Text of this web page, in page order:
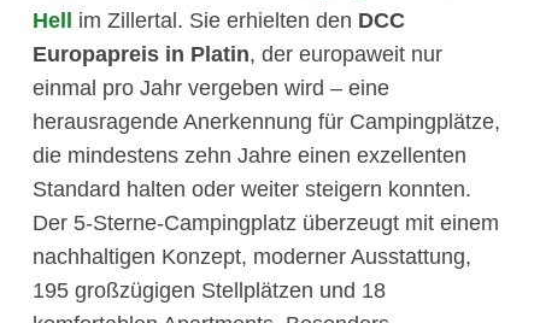
Hell im Zillertal. Sie erhielten den DCC
Europapreis in Platin, der europaweit nur
einmal pro Jahr vergeben wird – eine
herausragende Anerkennung für Campingplätze,
die mindestens zehn Jahre einen exzellenten
Standard halten oder weiter steigern konnten.
Der 5-Sterne-Campingplatz überzeugt mit einem
nachhaltigen Konzept, moderner Ausstattung,
195 großzügigen Stellplätzen und 18